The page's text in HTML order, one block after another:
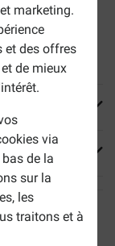
marketing.
et des offres
de mieux
via
de la
sur la
les
traitons et à